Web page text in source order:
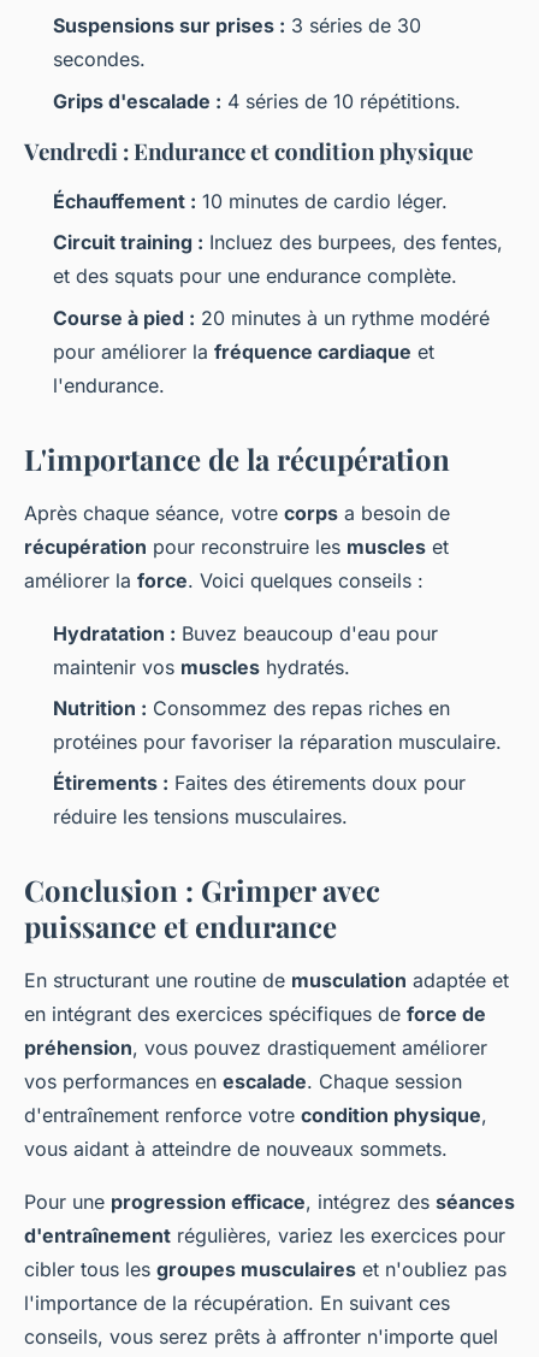
Suspensions sur prises : 3 séries de 30
secondes.
Grips d'escalade : 4 séries de 10 répétitions.
Vendredi : Endurance et condition physique
Échauffement : 10 minutes de cardio léger.
Circuit training : Incluez des burpees, des fentes,
et des squats pour une endurance complète.
Course à pied : 20 minutes à un rythme modéré
pour améliorer la fréquence cardiaque et
l'endurance.
L'importance de la récupération
Après chaque séance, votre corps a besoin de
récupération pour reconstruire les muscles et
améliorer la force. Voici quelques conseils :
Hydratation : Buvez beaucoup d'eau pour
maintenir vos muscles hydratés.
Nutrition : Consommez des repas riches en
protéines pour favoriser la réparation musculaire.
Étirements : Faites des étirements doux pour
réduire les tensions musculaires.
Conclusion : Grimper avec
puissance et endurance
En structurant une routine de musculation adaptée et
en intégrant des exercices spécifiques de force de
préhension, vous pouvez drastiquement améliorer
vos performances en escalade. Chaque session
d'entraînement renforce votre condition physique,
vous aidant à atteindre de nouveaux sommets.
Pour une progression efficace, intégrez des séances
d'entraînement régulières, variez les exercices pour
cibler tous les groupes musculaires et n'oubliez pas
l'importance de la récupération. En suivant ces
conseils, vous serez prêts à affronter n'importe quel